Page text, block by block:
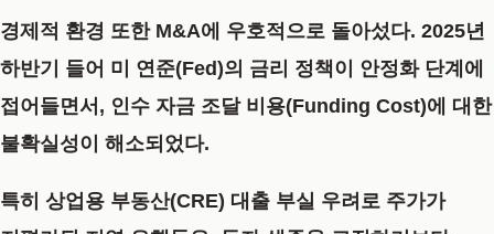
경제적 환경 또한 M&A에 우호적으로 돌아섰다. 2025년
하반기 들어 미 연준(Fed)의 금리 정책이 안정화 단계에
접어들면서, 인수 자금 조달 비용(Funding Cost)에 대한
불확실성이 해소되었다.
특히 상업용 부동산(CRE) 대출 부실 우려로 주가가